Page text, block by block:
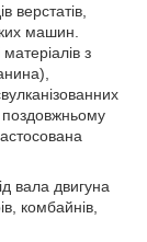
верстатів,
машин.
з
вала двигуна
комбайнів,